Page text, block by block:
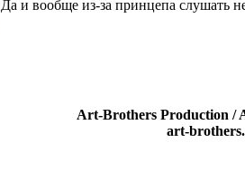
Да и вообще из-за принцепа слушать
Art-Brothers Production /
art-